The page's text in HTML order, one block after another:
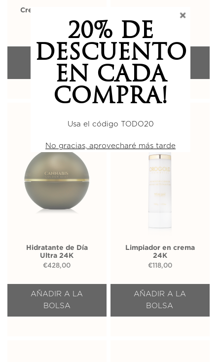
Crema de noche 24K
AÑADIR A LA
BOLSA
profunda 24K
€138,00
AÑADIR A LA
BOLSA
Hidratante de Día
Ultra 24K
€428,00
AÑADIR A LA
BOLSA
Limpiador en crema
24K
€118,00
AÑADIR A LA
BOLSA
20% DE
DESCUENTO
EN CADA
COMPRA!
Usa el código TODO20
No gracias, aprovecharé más tarde